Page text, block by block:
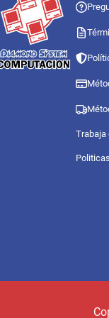
Trabaja